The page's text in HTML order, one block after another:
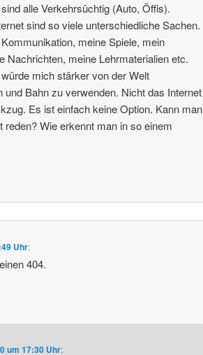
alle Verkehrsüchtig (Auto, Öffis).
sind so viele unterschiedliche Sachen.
meine Spiele, mein
Nachrichten, meine Lehrmaterialien etc.
mich stärker von der Welt
Bahn zu verwenden. Nicht das Internet
Es ist einfach keine Option. Kann man
reden? Wie erkennt man in so einem
Uhr:
404.
um 17:30 Uhr: